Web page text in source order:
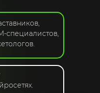
специалистов,